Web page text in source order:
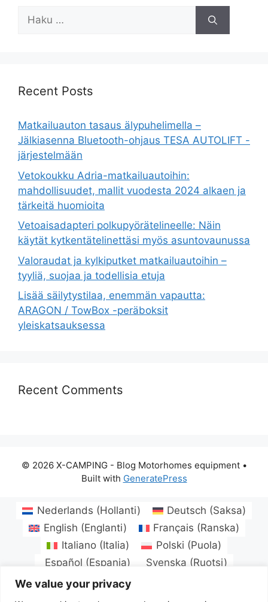
We value your privacy
Haku:
Recent Posts
Matkailuauton tasaus älypuhelimella –
Jälkiasenna Bluetooth-ohjaus TESA AUTOLIFT -
järjestelmään
Vetokoukku Adria-matkailuautoihin:
mahdollisuudet, mallit vuodesta 2024 alkaen ja
tärkeitä huomioita
Vetoaisadapteri polkupyörätelineelle: Näin
käytät kytkentätelinettäsi myös asuntovaunussa
Valoraudat ja kylkiputket matkailuautoihin –
tyyliä, suojaa ja todellisia etuja
Lisää säilytystilaa, enemmän vapautta:
ARAGON / TowBox -peräboksit
yleiskatsauksessa
Recent Comments
© 2026 X-CAMPING - Blog Motorhomes equipment•
Built with GeneratePress
Nederlands (Hollanti) Deutsch (Saksa)
English (Englanti) Français (Ranska)
Italiano (Italia) Polski (Puola)
Español (Espanja) Svenska (Ruotsi)
Български(Bulgaria